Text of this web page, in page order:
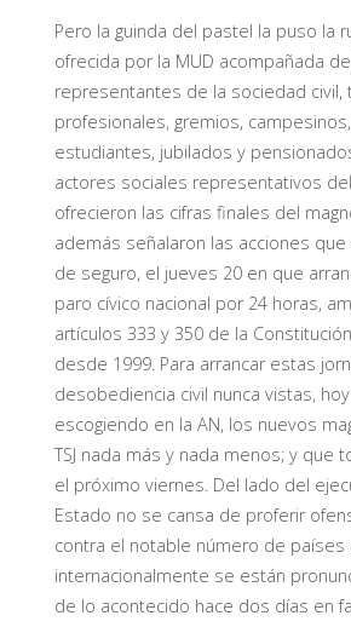
Pero la guinda del pastel la puso la
ofrecida por la MUD acompañada
representantes de la sociedad civil,
profesionales, gremios,
estudiantes, jubilados y
actores sociales representativos
ofrecieron las cifras finales del
además señalaron las acciones que
de seguro, el jueves 20 en que
paro cívico nacional por 24 horas,
artículos 333 y 350 de la
desde 1999. Para arrancar estas
desobediencia civil nunca vistas,
escogiendo en la AN, los nuevos
TSJ nada más y nada menos; y que
el próximo viernes. Del lado del
Estado no se cansa de proferir
contra el notable número de países
internacionalmente se están
de lo acontecido hace dos días en